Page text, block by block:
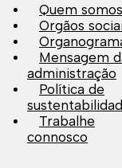
Quem somos
Orgãos
Mensagem
administração
Política de
Trabalhe
connosco